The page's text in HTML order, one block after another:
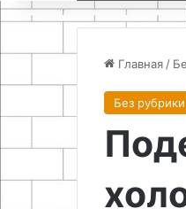
Главная /
Без рубрики